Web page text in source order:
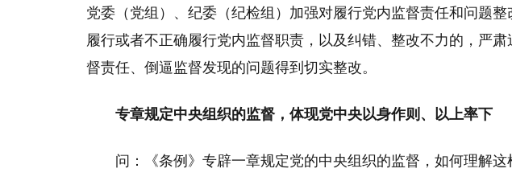
党委（党组）、纪委（纪检组）加强对履行党内监督责任和问题
履行或者不正确履行党内监督职责，以及纠错、整改不力的，严
督责任、倒逼监督发现的问题得到切实整改。
专章规定中央组织的监督，体现党中央以身作则、以上率下
问：《条例》专辟一章规定党的中央组织的监督，如何理解这